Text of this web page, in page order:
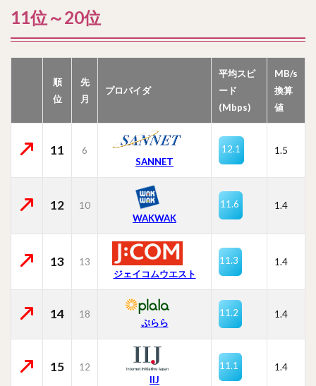
11位～20位
順
位
先
月
プロバイダ
平均スピ
ード
(Mbps)
MB/s
換算
値
11
6
SANNET
12.1 1.5
12
10
WAKWAK
11.6 1.4
13
13
ジェイコムウエスト
11.3 1.4
14 18
ぷらら
11.2 1.4
15
12
IIJ
11.1 1.4